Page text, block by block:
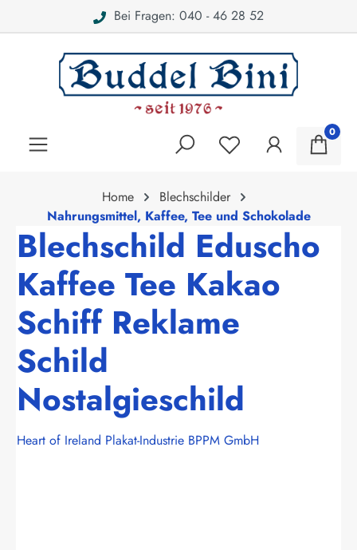
Bei Fragen: 040 - 46 28 52
0
Home
Blechschilder
Nahrungsmittel, Kaffee, Tee und Schokolade
Blechschild Eduscho
Kaffee Tee Kakao
Schiff Reklame
Schild
Nostalgieschild
Heart of Ireland Plakat-Industrie BPPM GmbH